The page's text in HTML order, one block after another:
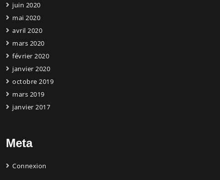
juin 2020
mai 2020
avril 2020
mars 2020
février 2020
janvier 2020
octobre 2019
mars 2019
janvier 2017
Meta
Connexion